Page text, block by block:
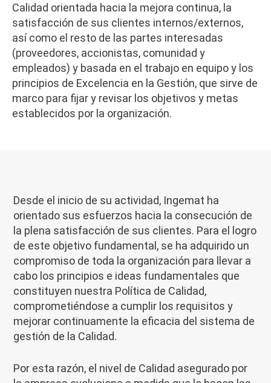
Calidad orientada hacia la mejora continua, la
satisfacción de sus clientes internos/externos,
así como el resto de las partes interesadas
(proveedores, accionistas, comunidad y
empleados) y basada en el trabajo en equipo y los
principios de Excelencia en la Gestión, que sirve de
marco para fijar y revisar los objetivos y metas
establecidos por la organización.
Desde el inicio de su actividad, Ingemat ha
orientado sus esfuerzos hacia la consecución de
la plena satisfacción de sus clientes. Para el logro
de este objetivo fundamental, se ha adquirido un
compromiso de toda la organización para llevar a
cabo los principios e ideas fundamentales que
constituyen nuestra Política de Calidad,
comprometiéndose a cumplir los requisitos y
mejorar continuamente la eficacia del sistema de
gestión de la Calidad.
Por esta razón, el nivel de Calidad asegurado por